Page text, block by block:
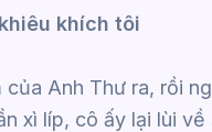
khích tôi
Anh Thư ra, rồi
xì líp, cô ấy lại lùi